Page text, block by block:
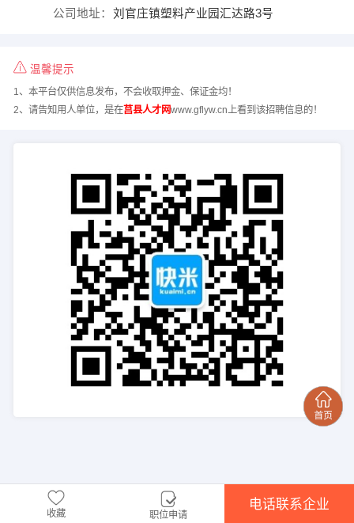
公司地址： 刘官庄镇塑料产业园汇达路3号
温馨提示
1、本平台仅供信息发布，不会收取押金、保证金均！
2、请告知用人单位，是在莒县人才网www.gflyw.cn上看到该招聘信息的！
收藏 职位申请
电话联系企业